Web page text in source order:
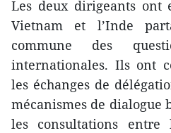
Les deux dirigeants ont
Vietnam et l’Inde
commune des
internationales. Ils ont
les échanges de
mécanismes de dialogue
les consultations